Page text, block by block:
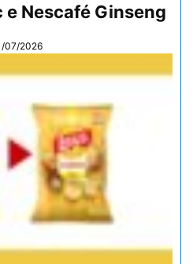
e Nescafé Ginseng
07/2026